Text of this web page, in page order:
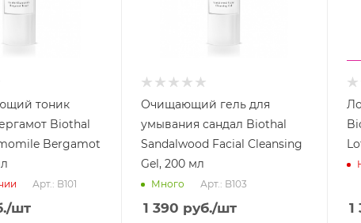
тоник
Biothal
Bergamot
Арт.: B101
/шт
Очищающий гель для
умывания сандал Biothal
Sandalwood Facial Cleansing
Gel, 200 мл
Много Арт.: B103
1 390 руб./шт 1